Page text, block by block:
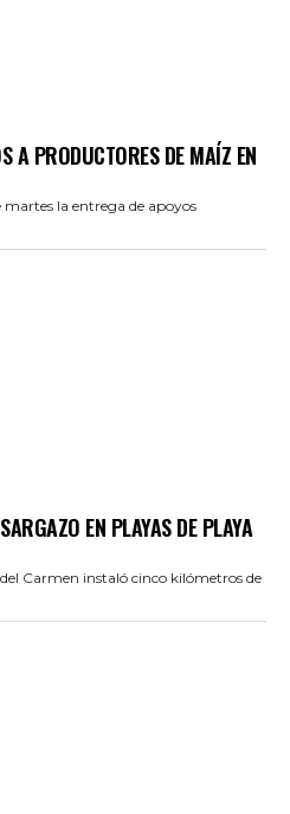
A PRODUCTORES DE MAÍZ EN
martes la entrega de apoyos
EN PLAYAS DE PLAYA
Carmen instaló cinco kilómetros de